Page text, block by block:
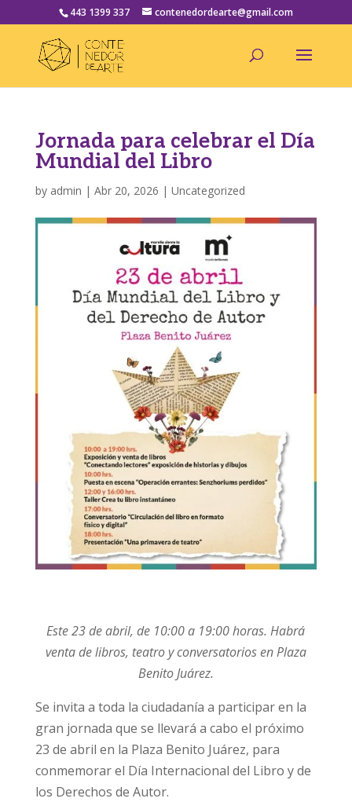
443 1399 337 contenedordearte@gmail.com
Jornada para celebrar el Día
Mundial del Libro
by admin | Abr 20, 2026 | Uncategorized
Este 23 de abril, de 10:00 a 19:00 horas. Habrá
venta de libros, teatro y conversatorios en Plaza
Benito Juárez.
Se invita a toda la ciudadanía a participar en la
gran jornada que se llevará a cabo el próximo
23 de abril en la Plaza Benito Juárez, para
conmemorar el Día Internacional del Libro y de
los Derechos de Autor.